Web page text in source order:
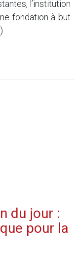
l’institution
fondation à but
du jour :
pour la